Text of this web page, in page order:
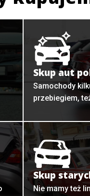
Skup aut
Samochody
przebiegiem,
Skup
Nie mamy też